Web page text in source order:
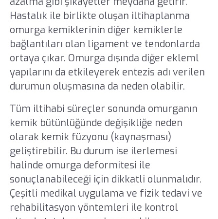
Hastalık ile birlikte oluşan iltihaplanma
omurga kemiklerinin diğer kemiklerle
bağlantıları olan ligament ve tendonlarda
ortaya çıkar. Omurga dışında diğer ekleml
yapılarını da etkileyerek entezis adı verilen
durumun oluşmasına da neden olabilir.
Tüm iltihabi süreçler sonunda omurganın
kemik bütünlüğünde değişikliğe neden
olarak kemik füzyonu (kaynaşması)
geliştirebilir. Bu durum ise ilerlemesi
halinde omurga deformitesi ile
sonuçlanabileceği için dikkatli olunmalıdır.
Çeşitli medikal uygulama ve fizik tedavi ve
rehabilitasyon yöntemleri ile kontrol